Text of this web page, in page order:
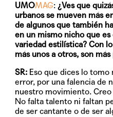
UMOMAG:¿Ves que
urbanos se mueven más
de algunos que también
en un mismo nicho que
variedad estilística? Con
más unos a otros, son más
SR: Eso que dices lo
error, por una falencia de
nuestro movimiento.
No falta talento ni faltan
de ser cantante o de ser